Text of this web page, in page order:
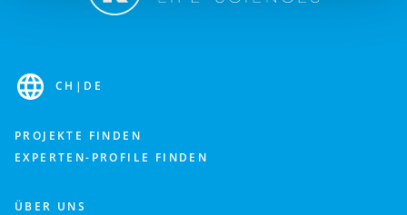
CH | DE
PROJEKTE FINDEN
EXPERTEN-PROFILE FINDEN
ÜBER UNS